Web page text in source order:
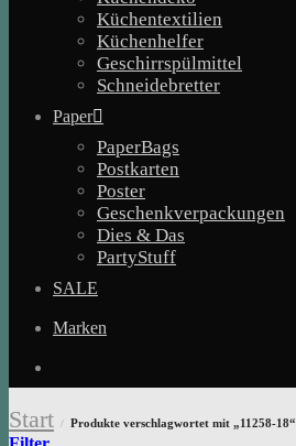
Küchentextilien
Küchenhelfer
Geschirrspülmittel
Schneidebretter
Paper
PaperBags
Postkarten
Poster
Geschenkverpackungen
Dies & Das
PartyStuff
SALE
Marken
Start / Produkte verschlagwortet mit „11258-18“